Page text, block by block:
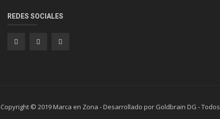
REDES SOCIALES
Copyright © 2019 Marca en Zona - Desarrollado por Goldbrain DG - Todos